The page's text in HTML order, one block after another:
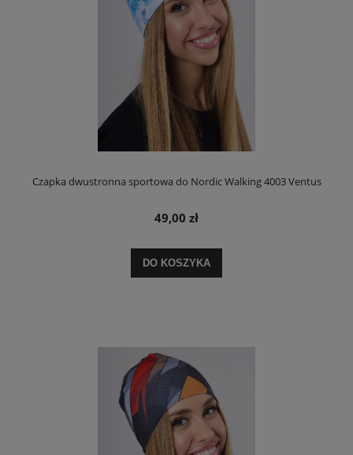
Czapka dwustronna sportowa do Nordic Walking 4003 Ventus
49,00 zł
DO KOSZYKA